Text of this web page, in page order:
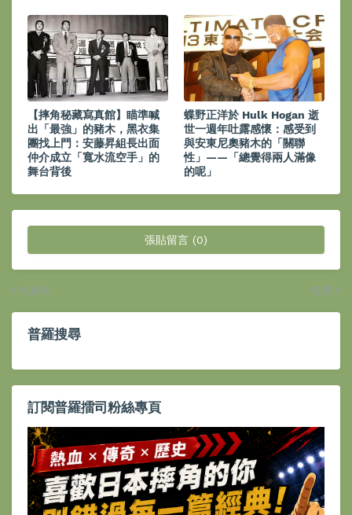
【摔角秘藏寫真館】瞄準喊
出「最強」的豬木，黑衣集
團找上門：安藤昇組長出面
仲介成立「寬水流空手」的
舞台背後
蝶野正洋於 Hulk Hogan 逝
世一週年吐露感懷：感受到
與安東尼奧豬木的「關聯
性」——「總覺得兩人滿像
的呢」
張貼留言 (0)
較新的 較舊
普羅搜尋
訂閱普羅擂司粉絲專頁